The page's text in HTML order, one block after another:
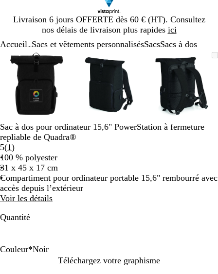
Livraison 6 jours OFFERTE dès 60 € (HT). Consultez
nos délais de livraison plus rapides ici
Diapositive
1
Accueil Sacs et vêtements personnalisésSacsSacs à dos
Image
zoomable
Zoom
au
minimum
Cliquez
pour
développer
Utilisez
les
touches
et
moins
pour
zoomer
et
touches
fléchées
pour
faire
défiler
zoomable
minimum
pour
développer
touches
plus
et
moins
pour
zoomer
pour
zoomable
au
minimum
pour
les
touches
plus
et
moins
pour
zoomer
pour
Diapositive
Sac à dos pour ordinateur 15,6" PowerStation à fermeture
repliable de Quadra®
5(1Lire
les
1
avis
)
100 % polyester
31 x 45 x 17 cm
Compartiment pour ordinateur portable 15,6" rembourré avec
accès depuis l’extérieur
Voir les détails
Quantité
Couleur*Noir
Téléchargez votre graphisme